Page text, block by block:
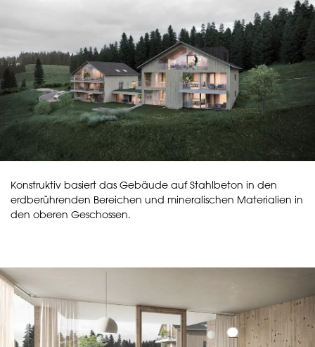
Konstruktiv basiert das Gebäude auf Stahlbeton in den
erdberührenden Bereichen und mineralischen Materialien in
den oberen Geschossen.